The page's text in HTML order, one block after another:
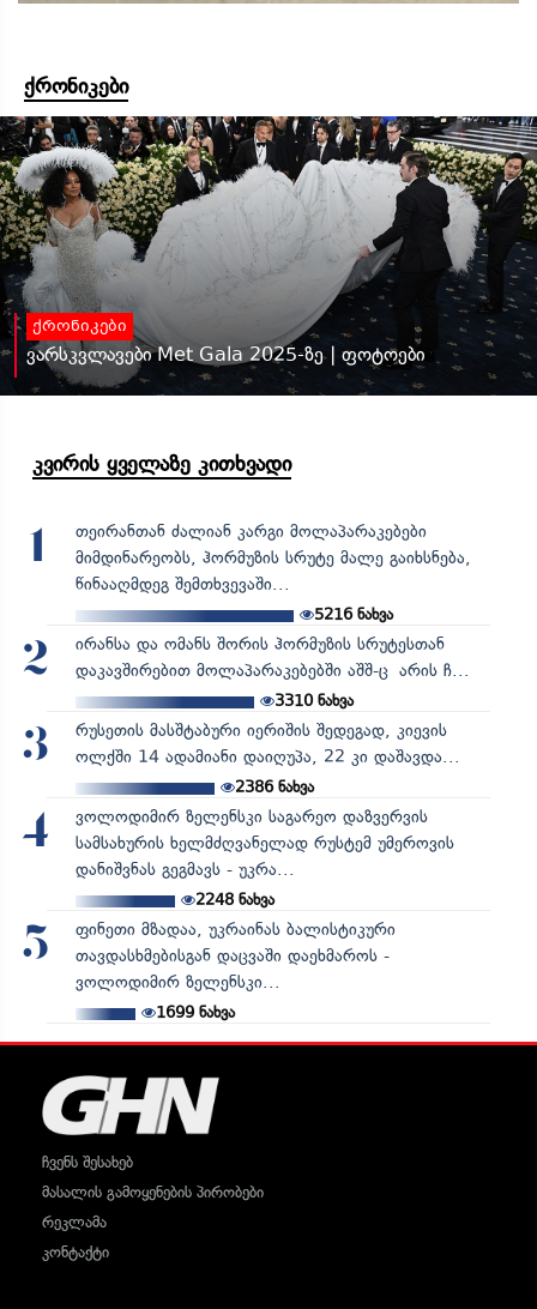
ქრონიკები
ქრონიკები
ვარსკვლავები Met Gala 2025-ზე | ფოტოები
კვირის ყველაზე კითხვადი
1
თეირანთან ძალიან კარგი მოლაპარაკებები
მიმდინარეობს, ჰორმუზის სრუტე მალე გაიხსნება,
წინააღმდეგ შემთხვევაში...
5216ნახვა
2
ირანსა და ომანს შორის ჰორმუზის სრუტესთან
დაკავშირებით მოლაპარაკებებში აშშ-ც არის ჩ...
3310ნახვა
3
რუსეთის მასშტაბური იერიშის შედეგად, კიევის
ოლქში 14 ადამიანი დაიღუპა, 22 კი დაშავდა...
2386ნახვა
4
ვოლოდიმირ ზელენსკი საგარეო დაზვერვის
სამსახურის ხელმძღვანელად რუსტემ უმეროვის
დანიშვნას გეგმავს - უკრა...
2248ნახვა
5
ფინეთი მზადაა, უკრაინას ბალისტიკური
თავდასხმებისგან დაცვაში დაეხმაროს -
ვოლოდიმირ ზელენსკი...
1699ნახვა
ჩვენს შესახებ
მასალის გამოყენების პირობები
რეკლამა
კონტაქტი